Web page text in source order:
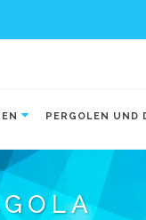
PERGOLEN UND